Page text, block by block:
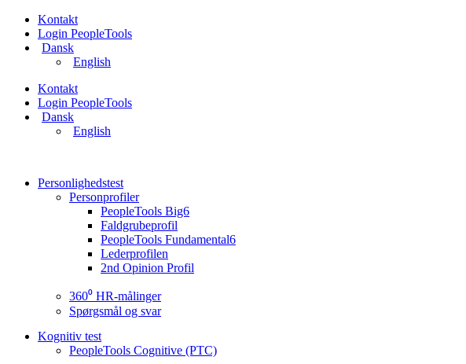
Videre
indhold
Kontakt
Login PeopleTools
Dansk
English
Kontakt
Login PeopleTools
Dansk
English
Personlighedstest
Personprofiler
PeopleTools Big6
Faldgrubeprofil
PeopleTools Fundamental6
Lederprofilen
2nd Opinion Profil
360⁰ HR-målinger
Spørgsmål og svar
Kognitiv test
PeopleTools Cognitive (PTC)